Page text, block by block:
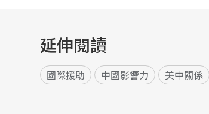
延伸閱讀
國際援助 中國影響力 美中關係